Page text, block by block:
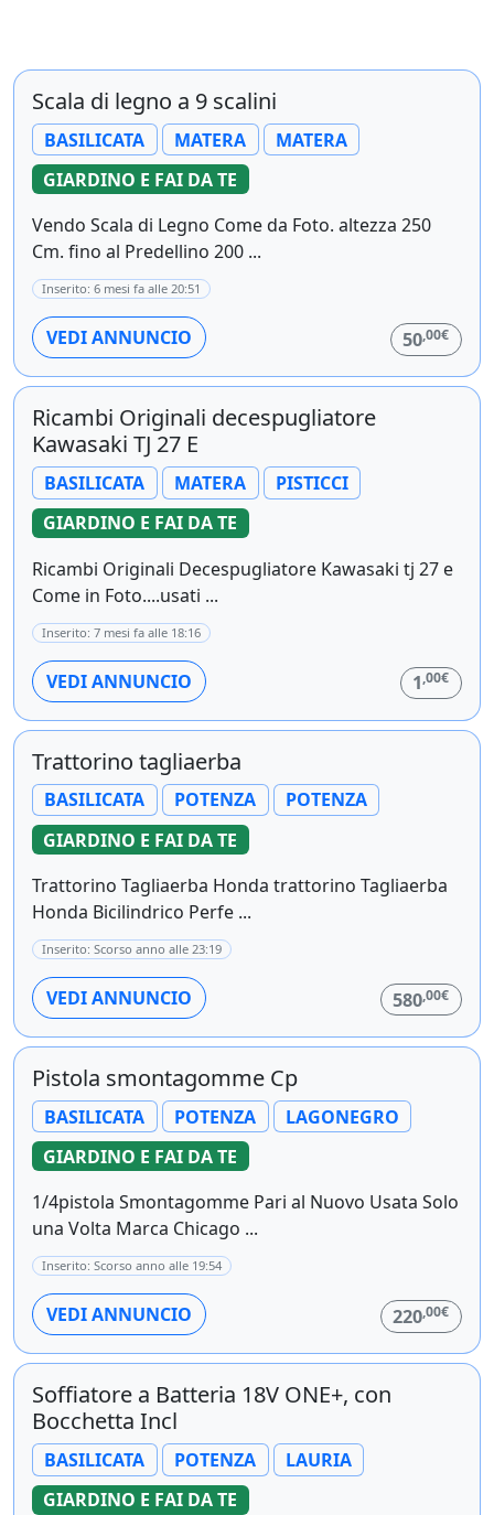
Scala di legno a 9 scalini
BASILICATA MATERA
MATERA
GIARDINO E FAI DA TE
Vendo Scala di Legno Come da Foto. altezza 250
Cm. fino al Predellino 200 ...
Inserito: 6 mesi fa alle 20:51
VEDI ANNUNCIO 50,00€
Ricambi Originali decespugliatore
Kawasaki TJ 27 E
BASILICATA MATERA
PISTICCI
GIARDINO E FAI DA TE
Ricambi Originali Decespugliatore Kawasaki tj 27 e
Come in Foto....usati ...
Inserito: 7 mesi fa alle 18:16
VEDI ANNUNCIO 1,00€
Trattorino tagliaerba
BASILICATA POTENZA
POTENZA
GIARDINO E FAI DA TE
Trattorino Tagliaerba Honda trattorino Tagliaerba
Honda Bicilindrico Perfe ...
Inserito: Scorso anno alle 23:19
VEDI ANNUNCIO 580,00€
Pistola smontagomme Cp
BASILICATA POTENZA
LAGONEGRO
GIARDINO E FAI DA TE
1/4pistola Smontagomme Pari al Nuovo Usata Solo
una Volta Marca Chicago ...
Inserito: Scorso anno alle 19:54
VEDI ANNUNCIO 220,00€
Soffiatore a Batteria 18V ONE+, con
Bocchetta Incl
BASILICATA POTENZA
LAURIA
GIARDINO E FAI DA TE